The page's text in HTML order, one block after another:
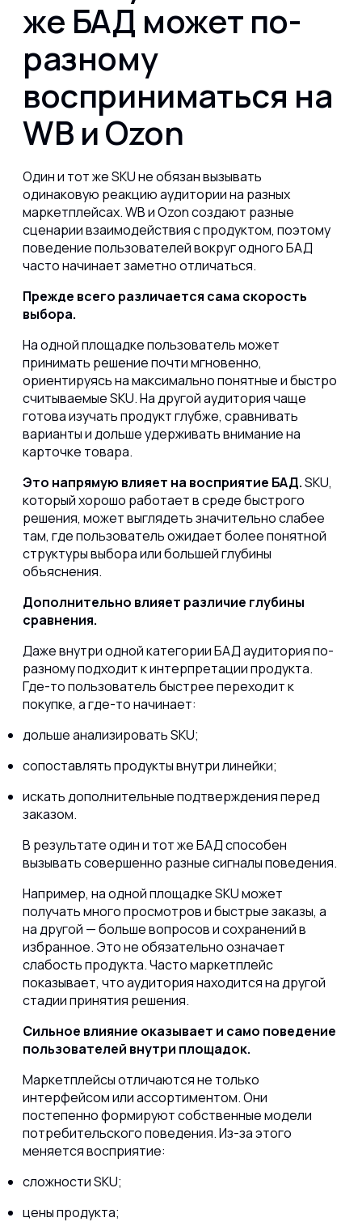
же БАД может по-
разному
восприниматься на
WB и Ozon
Один и тот же SKU не обязан вызывать
одинаковую реакцию аудитории на разных
маркетплейсах. WB и Ozon создают разные
сценарии взаимодействия с продуктом, поэтому
поведение пользователей вокруг одного БАД
часто начинает заметно отличаться.
Прежде всего различается сама скорость
выбора.
На одной площадке пользователь может
принимать решение почти мгновенно,
ориентируясь на максимально понятные и быстро
считываемые SKU. На другой аудитория чаще
готова изучать продукт глубже, сравнивать
варианты и дольше удерживать внимание на
карточке товара.
Это напрямую влияет на восприятие БАД.SKU,
который хорошо работает в среде быстрого
решения, может выглядеть значительно слабее
там, где пользователь ожидает более понятной
структуры выбора или большей глубины
объяснения.
Дополнительно влияет различие глубины
сравнения.
Даже внутри одной категории БАД аудитория по-
разному подходит к интерпретации продукта.
Где-то пользователь быстрее переходит к
покупке, а где-то начинает:
дольше анализировать SKU;
сопоставлять продукты внутри линейки;
искать дополнительные подтверждения перед
заказом.
В результате один и тот же БАД способен
вызывать совершенно разные сигналы поведения.
Например, на одной площадке SKU может
получать много просмотров и быстрые заказы, а
на другой — больше вопросов и сохранений в
избранное. Это не обязательно означает
слабость продукта. Часто маркетплейс
показывает, что аудитория находится на другой
стадии принятия решения.
Сильное влияние оказывает и само поведение
пользователей внутри площадок.
Маркетплейсы отличаются не только
интерфейсом или ассортиментом. Они
постепенно формируют собственные модели
потребительского поведения. Из-за этого
меняется восприятие:
сложности SKU;
цены продукта;